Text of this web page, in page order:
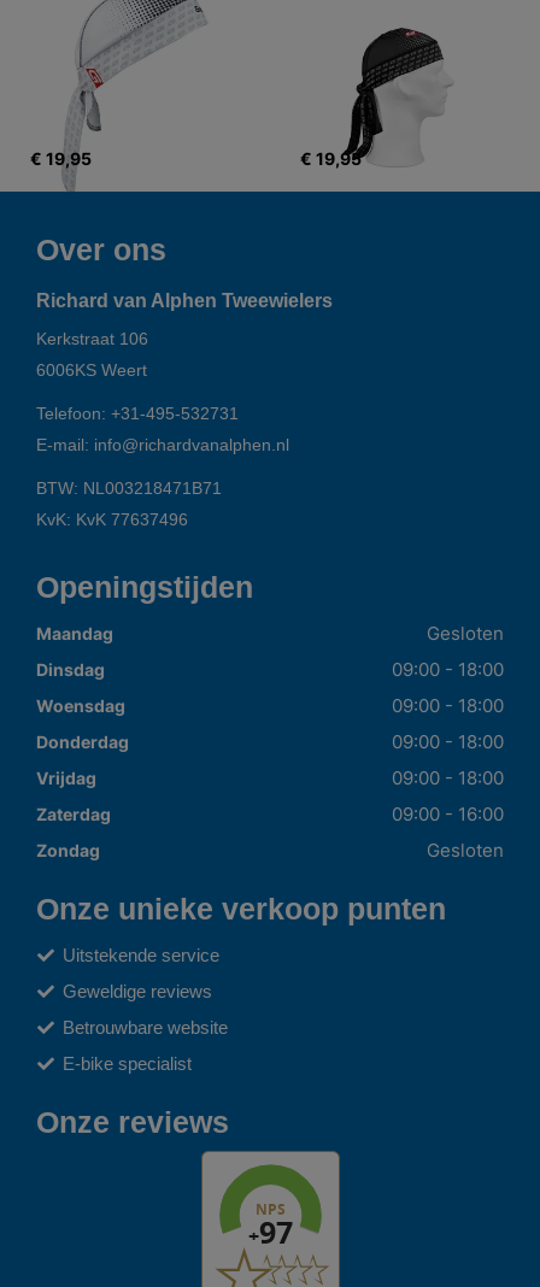
€ 19,95 € 19,95
Over ons
Richard van Alphen Tweewielers
Kerkstraat 106
6006KS Weert
Telefoon: +31-495-532731
E-mail: info@richardvanalphen.nl
BTW: NL003218471B71
KvK: KvK 77637496
Openingstijden
Maandag Gesloten
Dinsdag 09:00 - 18:00
Woensdag 09:00 - 18:00
Donderdag 09:00 - 18:00
Vrijdag 09:00 - 18:00
Zaterdag 09:00 - 16:00
Zondag Gesloten
Onze unieke verkoop punten
Uitstekende service
Geweldige reviews
Betrouwbare website
E-bike specialist
Onze reviews